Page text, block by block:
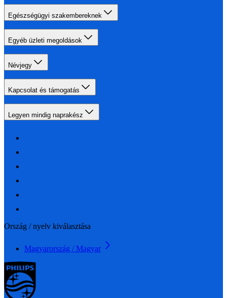
Egészségügyi szakembereknek
Egyéb üzleti megoldások
Névjegy
Kapcsolat és támogatás
Legyen mindig naprakész
Ország / nyelv kiválasztása
Magyarország / Magyar